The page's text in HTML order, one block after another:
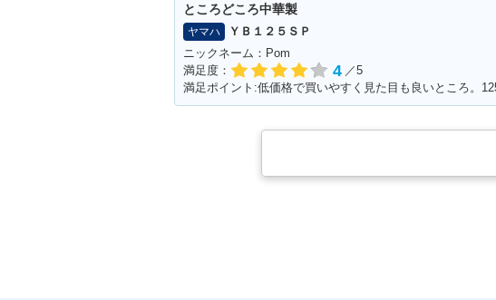
ところどころ中華製
ヤマハ
ＹＢ１２５ＳＰ
ニックネーム：Pom
満足度：
4 ／5